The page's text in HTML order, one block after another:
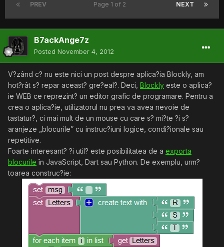
PREV NEXT
Page 1 of 2
B7ackAnge7z
Posted November 4, 2012
V?zând c? nu este nici un post despre aplica?ia Blockly, am
hot?rât s? repar aceast? gre?eal?. Deci, Blockly este o aplica?
ie WEB ce reprezint? un editor grafic de programare. Pentru a
crea o aplica?ie, utilizatorul nu prea va avea nevoie de
tastatur?, ci mai mult de un mouse cu care s? mi?te ?i s?
aranjeze „blocurile” cu instruc?iuni logice, condi?ionale sau
repetitive.
Foarte interesant? ?i util? este posibilitatea de a exporta
blocurile în JavaScript, Dart sau Python. De exemplu, urm?
toarea construc?ie: